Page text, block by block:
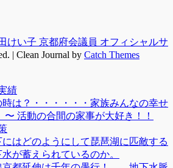
けい子 京都府会議員 オフィシャルサ
| Clean Journal by Catch Themes
績
は？・・・・・・家族みんなの幸せ
〜 活動の合間の家事が大好き！！
はどのようにして琵琶湖に匹敵する
が蓄えられているのか。